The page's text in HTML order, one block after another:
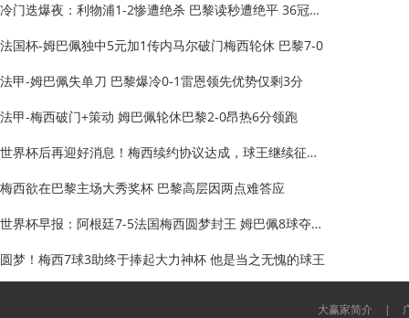
冷门迭爆夜：利物浦1-2惨遭绝杀 巴黎读秒遭绝平 36冠王0-2
法国杯-姆巴佩独中5元加1传内马尔破门梅西轮休 巴黎7-0
法甲-姆巴佩失单刀 巴黎爆冷0-1雷恩领先优势仅剩3分
法甲-梅西破门+策动 姆巴佩轮休巴黎2-0昂热6分领跑
世界杯后再迎好消息！梅西续约协议达成，球王继续征战五大联
梅西欲在巴黎主场大秀奖杯 巴黎高层因两点难答应
世界杯早报：阿根廷7-5法国梅西圆梦封王 姆巴佩8球夺金靴
圆梦！梅西7球3助终于捧起大力神杯 他是当之无愧的球王
大赢家简介 |